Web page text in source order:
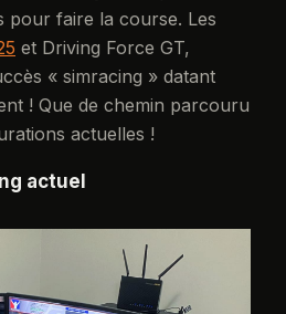
pour faire la course. Les
et Driving Force GT,
« simracing » datant
! Que de chemin parcouru
actuelles !
actuel